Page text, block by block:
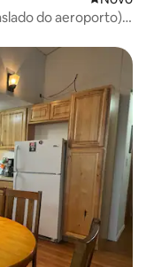
do aeroporto) -